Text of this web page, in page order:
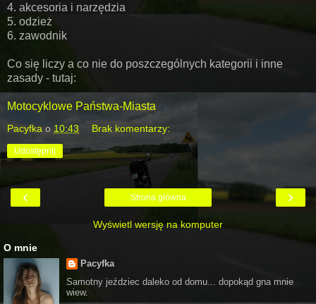
4. akcesoria i narzędzia
5. odzież
6. zawodnik
Co się liczy a co nie do poszczególnych kategorii i inne
zasady - tutaj:
Motocyklowe Państwa-Miasta
Pacyfka o 10:43 Brak komentarzy:
Udostępnij
‹ ›
Strona główna
Wyświetl wersję na komputer
O mnie
Pacyfka
Samotny jeździec daleko od domu... dopokąd gna mnie
wiew.